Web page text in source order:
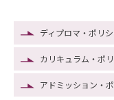
ディプロマ・ポリ
カリキュラム・ポ
アドミッション・